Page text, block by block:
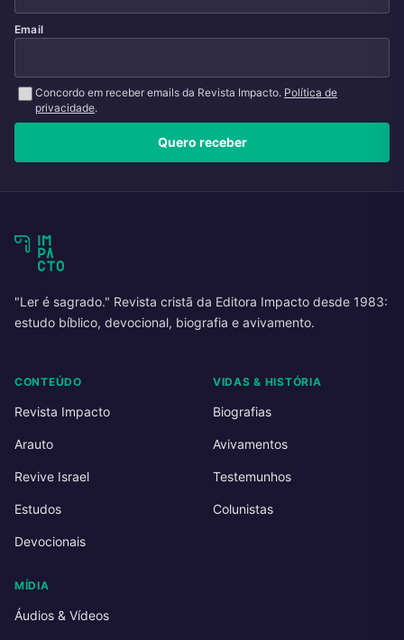
Email
Concordo em receber emails da Revista Impacto. Política de
privacidade.
Quero receber
"Ler é sagrado." Revista cristã da Editora Impacto desde 1983:
estudo bíblico, devocional, biografia e avivamento.
CONTEÚDO
Revista Impacto
Arauto
Revive Israel
Estudos
Devocionais
VIDAS & HISTÓRIA
Biografias
Avivamentos
Testemunhos
Colunistas
MÍDIA
Áudios & Vídeos